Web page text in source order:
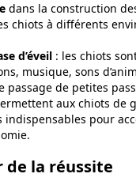
dans la construction
chiots à différents
d’éveil: les chiots
musique, sons
passage de petites
aux chiots de
pour
la réussite